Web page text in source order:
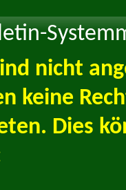
nicht
keine
Dies